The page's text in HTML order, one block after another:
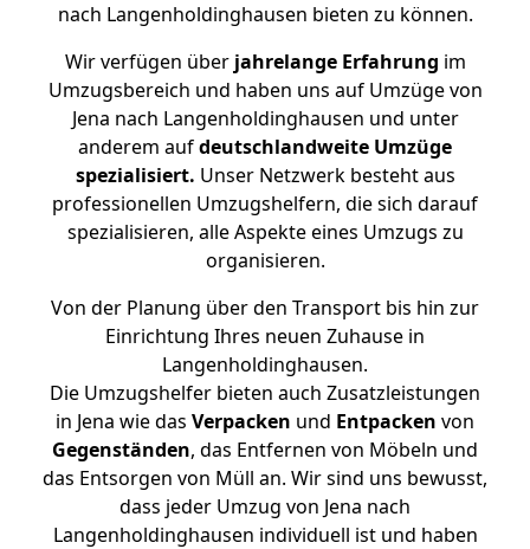
nach Langenholdinghausen bieten zu können.
Wir verfügen überjahrelange Erfahrung im
Umzugsbereich und haben uns auf Umzüge von
Jena nach Langenholdinghausen und unter
anderem aufdeutschlandweite Umzüge
spezialisiert. Unser Netzwerk besteht aus
professionellen Umzugshelfern, die sich darauf
spezialisieren, alle Aspekte eines Umzugs zu
organisieren.
Von der Planung über den Transport bis hin zur
Einrichtung Ihres neuen Zuhause in
Langenholdinghausen.
Die Umzugshelfer bieten auch Zusatzleistungen
in Jena wie das Verpacken und Entpacken von
Gegenständen, das Entfernen von Möbeln und
das Entsorgen von Müll an. Wir sind uns bewusst,
dass jeder Umzug von Jena nach
Langenholdinghausen individuell ist und haben